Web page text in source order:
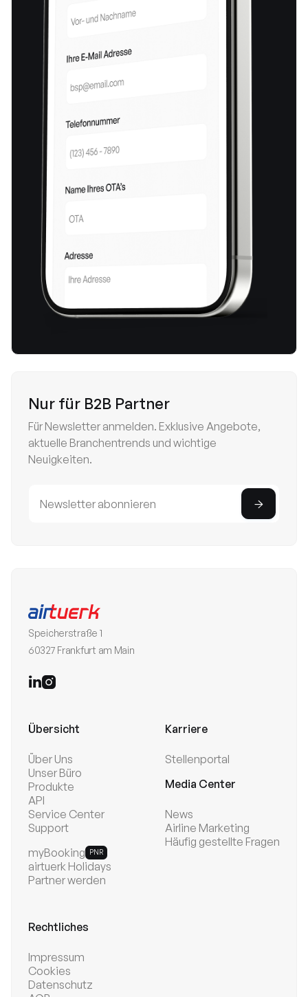
Nur für B2B Partner
Für Newsletter anmelden. Exklusive Angebote,
aktuelle Branchentrends und wichtige
Neuigkeiten.
Speicherstraße 1
60327 Frankfurt am Main

Übersicht
Über Uns
Unser Büro
Produkte
API
Service Center
Support
myBooking
PNR
airtuerk Holidays
Partner werden
Karriere
Stellenportal
Media Center
News
Airline Marketing
Häufig gestellte Fragen
Rechtliches
Impressum
Cookies
Datenschutz